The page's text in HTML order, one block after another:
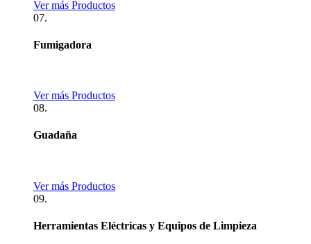
Ver más Productos
07.
Fumigadora
Ver más Productos
08.
Guadaña
Ver más Productos
09.
Herramientas Eléctricas y Equipos de Limpieza